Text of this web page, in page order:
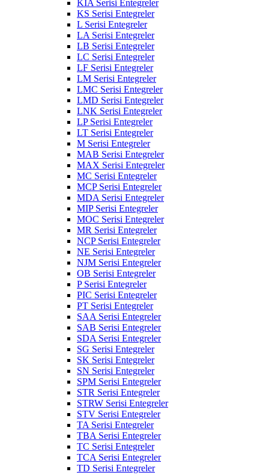
KIA Serisi Entegreler
KS Serisi Entegreler
L Serisi Entegreler
LA Serisi Entegreler
LB Serisi Entegreler
LC Serisi Entegreler
LF Serisi Entegreler
LM Serisi Entegreler
LMC Serisi Entegreler
LMD Serisi Entegreler
LNK Serisi Entegreler
LP Serisi Entegreler
LT Serisi Entegreler
M Serisi Entegreler
MAB Serisi Entegreler
MAX Serisi Entegreler
MC Serisi Entegreler
MCP Serisi Entegreler
MDA Serisi Entegreler
MIP Serisi Entegreler
MOC Serisi Entegreler
MR Serisi Entegreler
NCP Serisi Entegreler
NE Serisi Entegreler
NJM Serisi Entegreler
OB Serisi Entegreler
P Serisi Entegreler
PIC Serisi Entegreler
PT Serisi Entegreler
SAA Serisi Entegreler
SAB Serisi Entegreler
SDA Serisi Entegreler
SG Serisi Entegreler
SK Serisi Entegreler
SN Serisi Entegreler
SPM Serisi Entegreler
STR Serisi Entegreler
STRW Serisi Entegreler
STV Serisi Entegreler
TA Serisi Entegreler
TBA Serisi Entegreler
TC Serisi Entegreler
TCA Serisi Entegreler
TD Serisi Entegreler